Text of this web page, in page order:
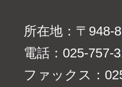
所在地：〒948-
電話：025-757-
ファックス：